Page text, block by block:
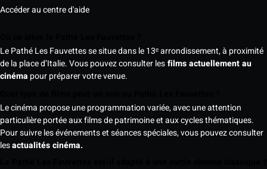
Accéder au centre d'aide
Le Pathé Les Fauvettes se situe dans le 13ᵉ arrondissement, à proximité
de la place d’Italie. Vous pouvez consulter lesfilms actuellement au
cinéma pour préparer votre venue.
Le cinéma propose une programmation variée, avec une attention
particulière portée aux films de patrimoine et aux cycles thématiques.
Pour suivre les événements et séances spéciales, vous pouvez consulter
lesactualités cinéma.